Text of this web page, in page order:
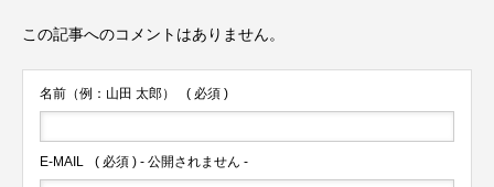
この記事へのコメントはありません。
名前（例：山田 太郎） ( 必須 )
E-MAIL ( 必須 ) - 公開されません -